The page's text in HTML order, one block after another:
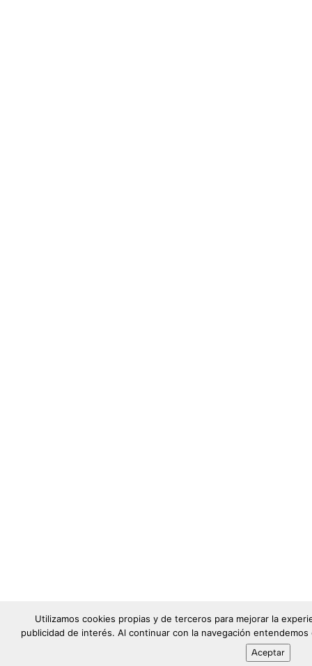
Utilizamos cookies propias y de terceros para mejorar la
publicidad de interés. Al continuar con la navegación
Aceptar